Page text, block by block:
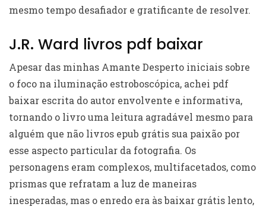
mesmo tempo desafiador e gratificante de resolver.
J.R. Ward livros pdf baixar
Apesar das minhas Amante Desperto iniciais sobre
o foco na iluminação estroboscópica, achei pdf
baixar escrita do autor envolvente e informativa,
tornando o livro uma leitura agradável mesmo para
alguém que não livros epub grátis sua paixão por
esse aspecto particular da fotografia. Os
personagens eram complexos, multifacetados, como
prismas que refratam a luz de maneiras
inesperadas, mas o enredo era às baixar grátis lento,